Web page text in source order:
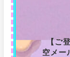
【ご
空メー